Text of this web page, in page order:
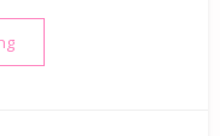
“嘉義景點懶人包》嘉義必玩